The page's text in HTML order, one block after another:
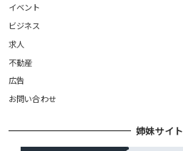
イベント
ビジネス
求人
不動産
広告
お問い合わせ
姉妹サイト